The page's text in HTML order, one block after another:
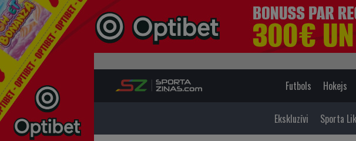
Futbols Hokejs
Ekskluzīvi Sporta